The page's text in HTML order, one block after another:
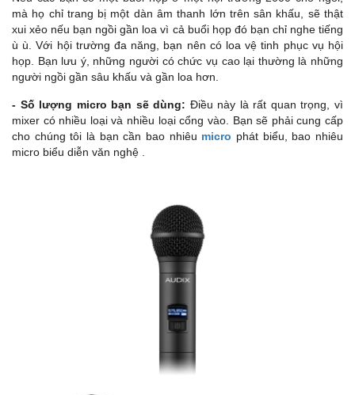
mà họ chỉ trang bị một dàn âm thanh lớn trên sân khấu, sẽ thật
xui xẻo nếu bạn ngồi gần loa vì cả buổi họp đó bạn chỉ nghe tiếng
ù ù. Với hội trường đa năng, bạn nên có loa vệ tinh phục vụ hội
họp. Bạn lưu ý, những người có chức vụ cao lại thường là những
người ngồi gần sâu khấu và gần loa hơn.
- Số lượng micro bạn sẽ dùng: Điều này là rất quan trọng, vì
mixer có nhiều loại và nhiều loại cổng vào. Bạn sẽ phải cung cấp
cho chúng tôi là bạn cần bao nhiêu micro phát biểu, bao nhiêu
micro biểu diễn văn nghệ .